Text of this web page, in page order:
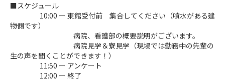
■スケジュール
10:00 ー 東館受付前 集合してください（噴水がある建
物側です）
病院、看護部の概要説明がございます。
病院見学＆寮見学（現場では勤務中の先輩の
生の声を聞くことができます！）
11:50 ー アンケート
12:00 ー 終了